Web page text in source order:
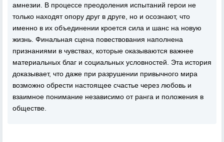
амнезии. В процессе преодоления испытаний герои не
только находят опору друг в друге, но и осознают, что
именно в их объединении кроется сила и шанс на новую
жизнь. Финальная сцена повествования наполнена
признаниями в чувствах, которые оказываются важнее
материальных благ и социальных условностей. Эта история
доказывает, что даже при разрушении привычного мира
возможно обрести настоящее счастье через любовь и
взаимное понимание независимо от ранга и положения в
обществе.